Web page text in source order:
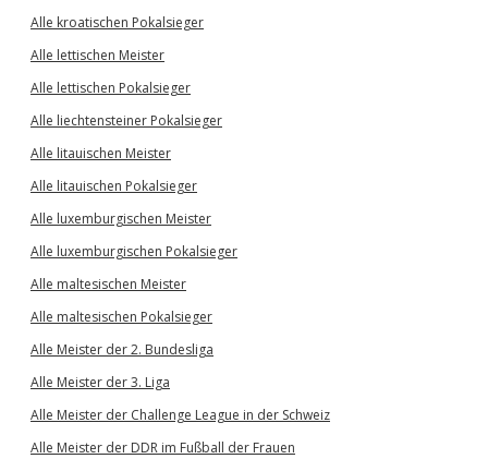
Alle kroatischen Pokalsieger
Alle lettischen Meister
Alle lettischen Pokalsieger
Alle liechtensteiner Pokalsieger
Alle litauischen Meister
Alle litauischen Pokalsieger
Alle luxemburgischen Meister
Alle luxemburgischen Pokalsieger
Alle maltesischen Meister
Alle maltesischen Pokalsieger
Alle Meister der 2. Bundesliga
Alle Meister der 3. Liga
Alle Meister der Challenge League in der Schweiz
Alle Meister der DDR im Fußball der Frauen